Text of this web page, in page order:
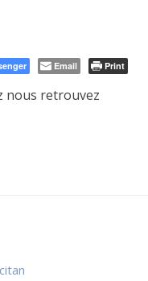
Email Print
nous retrouvez